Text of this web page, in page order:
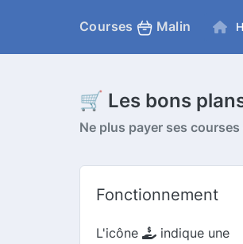
Courses Malin
🛒 Les bons
Ne plus payer ses
Fonctionnement
L'icône
indique une